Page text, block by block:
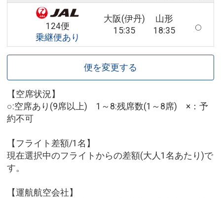
124便
乗継便あり
大阪(伊丹)
15:35
山形
18:35
便を変更する
【空席状況】
○:空席あり(9席以上) 1～8:残席数(1～8席) ×：予
約不可
【フライト差額/1名】
現在選択中のフライトからの差額(大人1名あたり)で
す。
【運航航空会社】